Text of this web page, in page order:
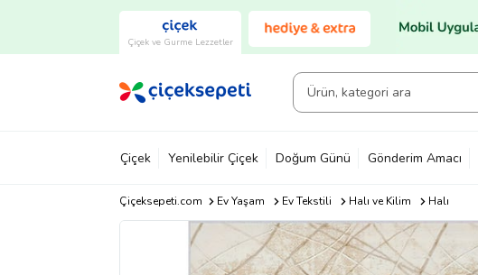
Çiçek ve Gurme Lezzetler
Çiçek Yenilebilir Çiçek Doğum Günü Gönderim Amacı
Çiçeksepeti.com Ev Yaşam Ev Tekstili Halı ve Kilim Halı